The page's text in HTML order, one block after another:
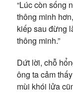
“Lúc còn sống
thông minh
kiếp sau đừng
thông minh.”
Dứt lời, chỗ
ông ta cảm
mùi khói lửa